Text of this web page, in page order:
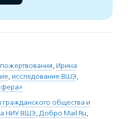
, Ирина
, исследование ВШЭ,
гражданского общества и
НИУ ВШЭ, Добро Mail.Ru,